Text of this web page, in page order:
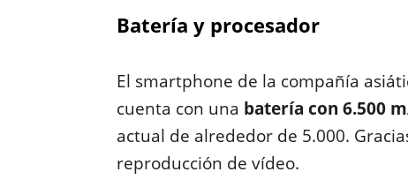
Batería y procesador
El smartphone de la compañía
cuenta con una batería con 6.500
actual de alrededor de 5.000.
reproducción de vídeo.